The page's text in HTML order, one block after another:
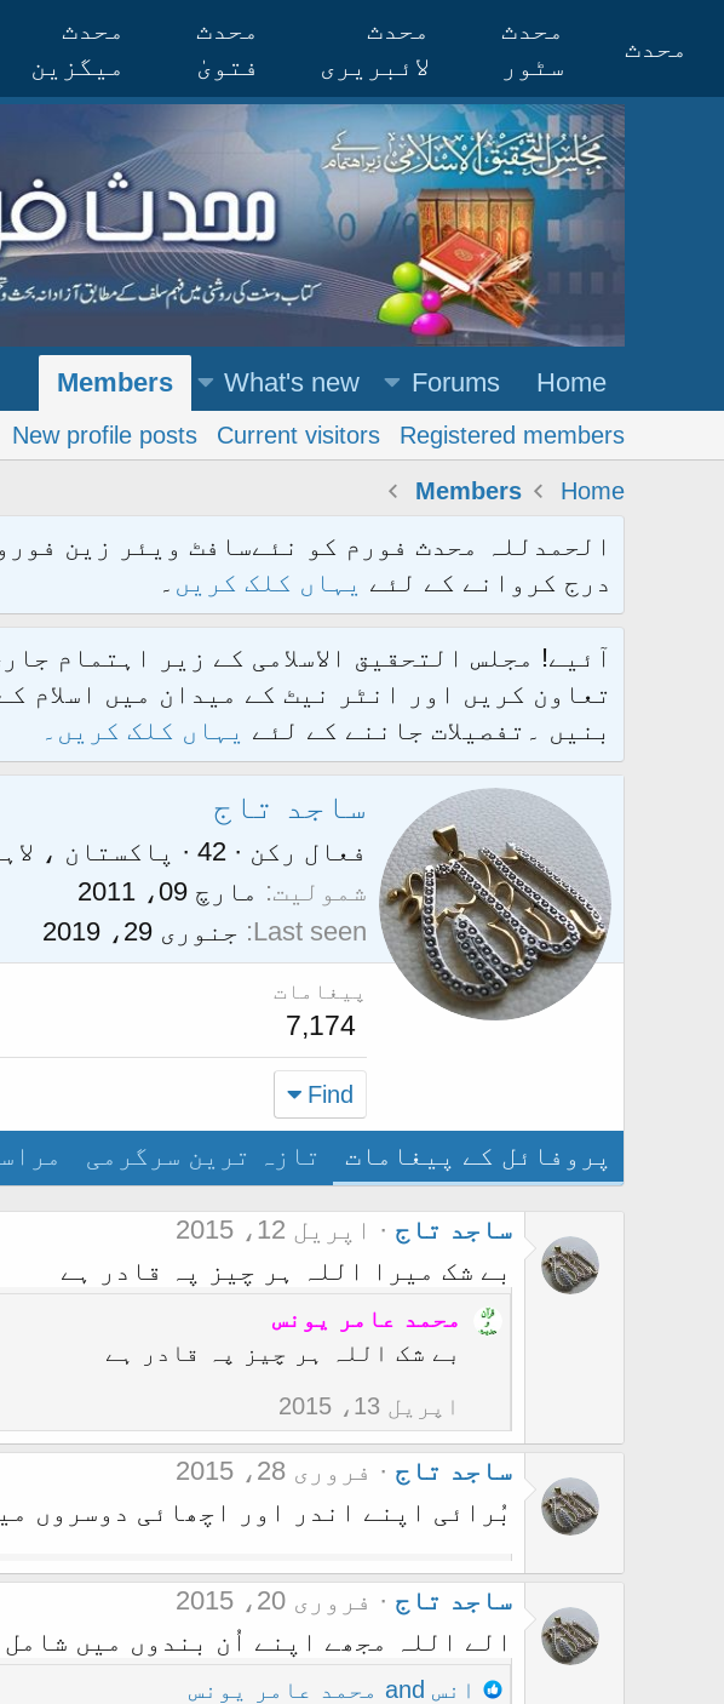
محدث
محدث
سٹور
محدث
لائبریری
محدث
فتویٰ
محدث
میگزین
Home
Forums
What's new
Members
Registered members
Current visitors
New profile posts
Home
Members
درج کروانے کے لئے یہاں کلک کریں ۔
آئیے! مجلس التحقیق الاسلامی کے زیر اہتمام
تعاون کریں اور انٹر نیٹ کے میدان میں اسلام
بنیں ۔تفصیلات جاننے کے لئے یہاں کلک کریں۔
ساجد تاج
فعال رکن ·
· پاکستان ،
شمولیت
مارچ 09، 2011
Last seen جنوری 29، 2019
پیغامات
7,174
Find
پروفائل کے پیغامات تازہ ترین سرگرمی
ساجد تاج
اپریل 12، 2015
بے شک میرا اللہ ہر چیز پہ قادر ہے
محمد عامر یونس
بے شک اللہ ہر چیز پہ قادر ہے
اپریل 13، 2015
ساجد تاج
فروری 28، 2015
بُرائی اپنے اندر اور اچھائی دوسروں
ساجد تاج
فروری 20، 2015
الے اللہ مجھے اپنے اُن بندوں میں
Rانس
محمد عامر یونس